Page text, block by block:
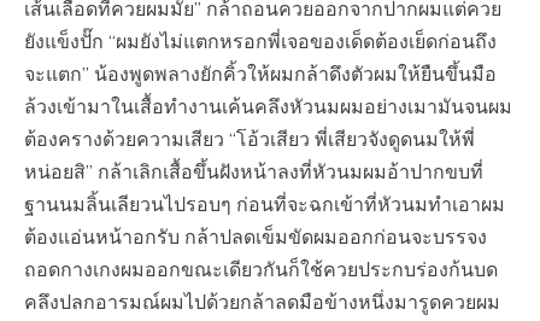
เส้นเลือดที่ควยผมมั้ย” กล้าถอนควยออกจากปากผมแต่ควย
ยังแข็งปั๊ก “ผมยังไม่แตกหรอกพี่เจอของเด็ดต้องเย็ดก่อนถึง
จะแตก” น้องพูดพลางยักคิ้วให้ผมกล้าดึงตัวผมให้ยืนขึ้นมือ
ล้วงเข้ามาในเสื้อทำงานเค้นคลึงหัวนมผมอย่างเมามันจนผม
ต้องครางด้วยความเสียว “โอ้วเสียว พี่เสียวจังดูดนมให้พี่
หน่อยสิ” กล้าเลิกเสื้อขึ้นฝังหน้าลงที่หัวนมผมอ้าปากขบที่
ฐานนมลิ้นเลียวนไปรอบๆ ก่อนที่จะฉกเข้าที่หัวนมทำเอาผม
ต้องแอ่นหน้าอกรับ กล้าปลดเข็มขัดผมออกก่อนจะบรรจง
ถอดกางเกงผมออกขณะเดียวกันก็ใช้ควยประกบร่องก้นบด
คลึงปลกอารมณ์ผมไปด้วยกล้าลดมือข้างหนึ่งมารูดควยผม